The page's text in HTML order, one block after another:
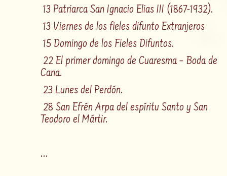
13 Patriarca San Ignacio Elias III (1867-1932).
13 Viernes de los fieles difunto Extranjeros
15 Domingo de los Fieles Difuntos.
22 El primer domingo de Cuaresma – Boda de
Cana.
23 Lunes del Perdón.
28 San Efrén Arpa del espíritu Santo y San
Teodoro el Mártir.
...